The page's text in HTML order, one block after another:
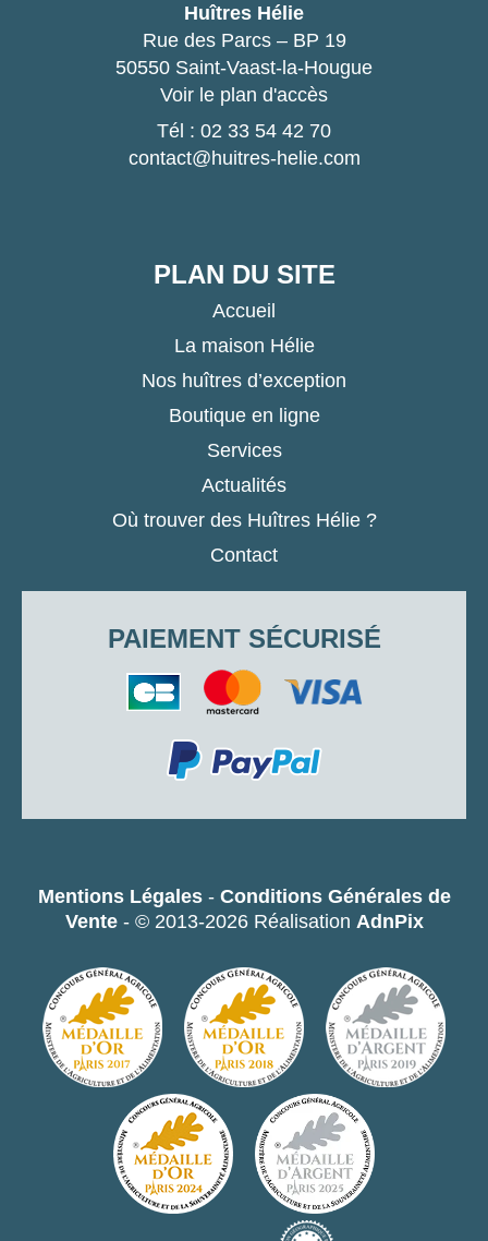
Huîtres Hélie
Rue des Parcs – BP 19
50550 Saint-Vaast-la-Hougue
Voir le plan d'accès
Tél : 02 33 54 42 70
contact@huitres-helie.com
PLAN DU SITE
Accueil
La maison Hélie
Nos huîtres d’exception
Boutique en ligne
Services
Actualités
Où trouver des Huîtres Hélie ?
Contact
PAIEMENT SÉCURISÉ
Mentions Légales- Conditions Générales de
Vente- © 2013-2026 Réalisation AdnPix